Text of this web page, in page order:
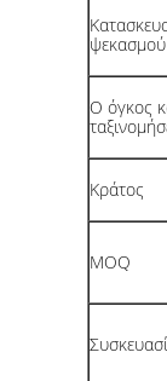
Ο όγκος
Κράτος
MOQ